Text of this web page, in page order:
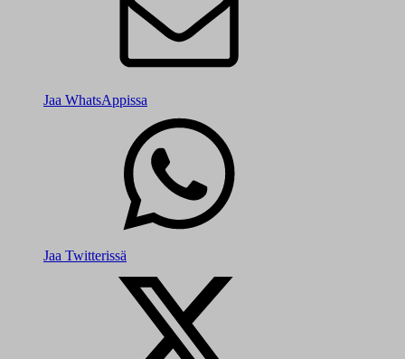
Jaa WhatsAppissa
Jaa Twitterissä